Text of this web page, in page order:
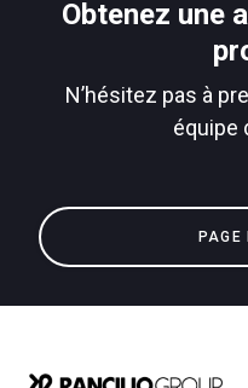
Obtenez une
N’hésitez pas à
équipe
PAGE
Politique de confidentialité